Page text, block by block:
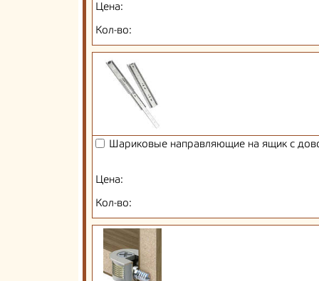
Цена:
Кол-во:
Шариковые направляющие на ящик с
Цена:
Кол-во: